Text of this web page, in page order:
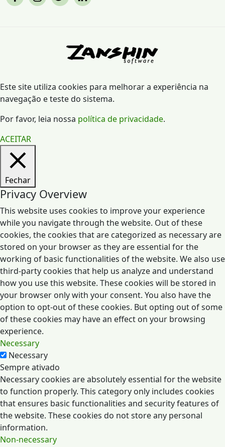
Este site utiliza cookies para melhorar a experiência na
navegação e teste do sistema.
Por favor, leia nossa política de privacidade.
ACEITAR
Fechar
Privacy Overview
This website uses cookies to improve your experience
while you navigate through the website. Out of these
cookies, the cookies that are categorized as necessary are
stored on your browser as they are essential for the
working of basic functionalities of the website. We also use
third-party cookies that help us analyze and understand
how you use this website. These cookies will be stored in
your browser only with your consent. You also have the
option to opt-out of these cookies. But opting out of some
of these cookies may have an effect on your browsing
experience.
Necessary
Necessary
Sempre ativado
Necessary cookies are absolutely essential for the website
to function properly. This category only includes cookies
that ensures basic functionalities and security features of
the website. These cookies do not store any personal
information.
Non-necessary